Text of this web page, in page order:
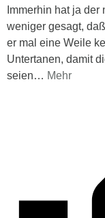
Immerhin hat ja
weniger gesagt,
er mal eine Weile
Untertanen, damit
seien… Mehr